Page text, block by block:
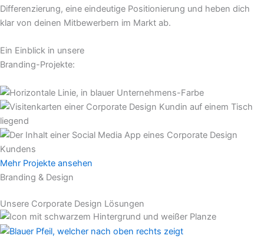
Differenzierung, eine eindeutige Positionierung und heben dich
klar von deinen Mitbewerbern im Markt ab.
Ein Einblick in unsere
Branding-Projekte:
Mehr Projekte ansehen
Branding & Design
Unsere Corporate Design Lösungen